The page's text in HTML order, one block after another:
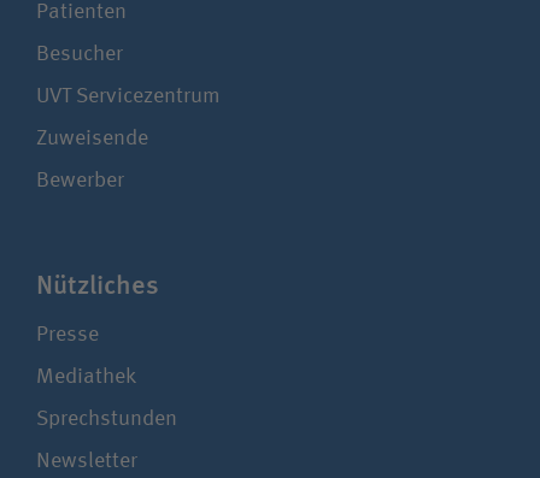
Patienten
Besucher
UVT Service­zentrum
Zuweisende
Bewerber
Nützliches
Presse
Mediathek
Sprechstunden
Newsletter